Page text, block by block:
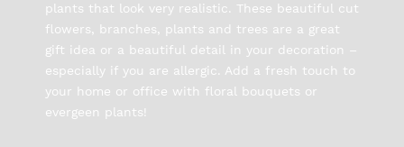
plants that look very realistic. These beautiful cut
flowers, branches, plants and trees are a great
gift idea or a beautiful detail in your decoration –
especially if you are allergic. Add a fresh touch to
your home or office with floral bouquets or
evergeen plants!